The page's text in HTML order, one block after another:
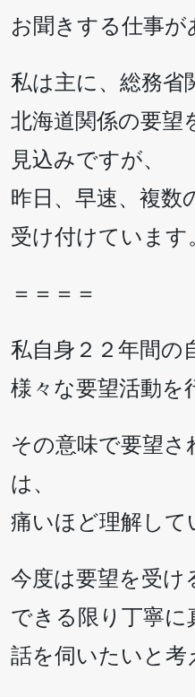
お聞きする仕事が
私は主に、総務省
北海道関係の要望
見込みですが、
昨日、早速、複数
受け付けています
＝＝＝＝
私自身２２年間の
様々な要望活動を
その意味で要望さ
は、
痛いほど理解して
今度は要望を受け
できる限り丁寧に
話を伺いたいと考